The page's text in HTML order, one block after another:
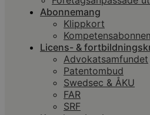
Abonnemang
Klippkort
Licens- &
Advokatsamfundet
Patentombud
Swedsec & ÅKU
FAR
SRF